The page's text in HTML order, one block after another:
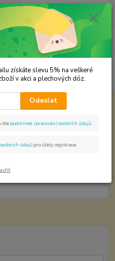
Menu
Hledat
ks
za 0,00 Kč
na čaj - 250 ml.
ml.
získáte slevu 5% na veškeré
v akci a plechových dóz.
Odeslat
dle podmínek zpracování osobních údajů
údajů pro účely registrace.